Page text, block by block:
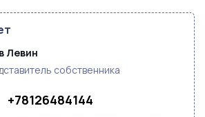
Левин
собственника
+78126484144